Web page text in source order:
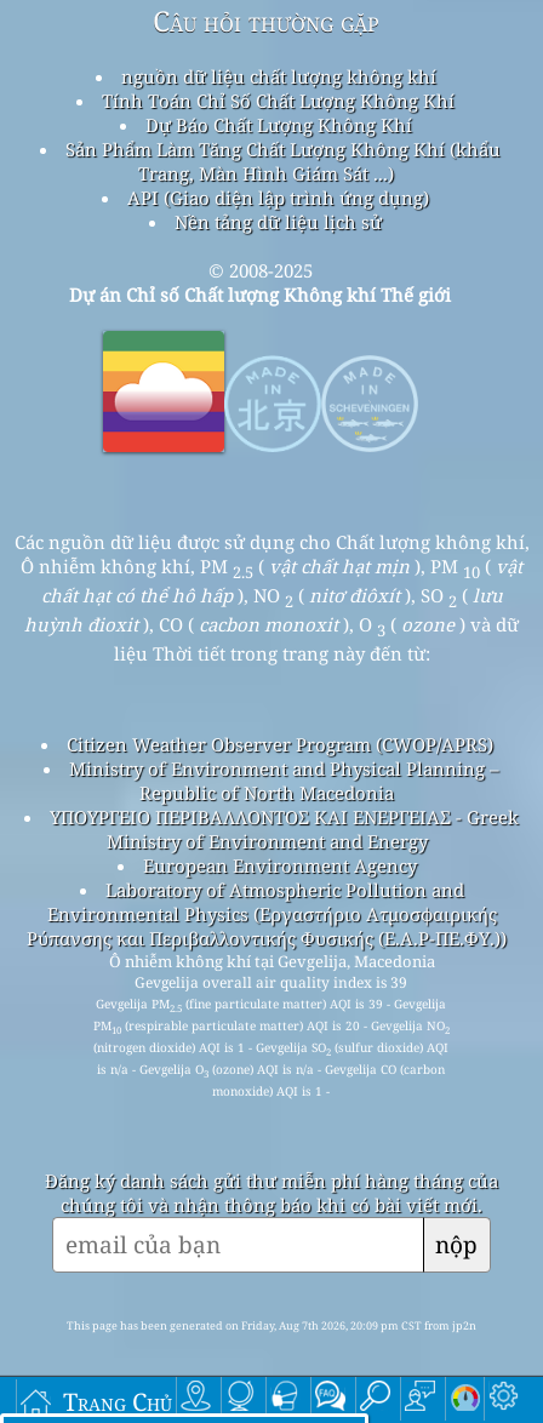
Trang Chủ
Câu hỏi thường gặp
nguồn dữ liệu chất lượng không khí
Tính Toán Chỉ Số Chất Lượng Không Khí
Dự Báo Chất Lượng Không Khí
Sản Phẩm Làm Tăng Chất Lượng Không Khí (khẩu
Trang, Màn Hình Giám Sát ...)
API (Giao diện lập trình ứng dụng)
Nền tảng dữ liệu lịch sử
© 2008-2025
Dự án Chỉ số Chất lượng Không khí Thế giới
Các nguồn dữ liệu được sử dụng cho Chất lượng không khí,
Ô nhiễm không khí, PM 2.5 ( vật chất hạt mịn ), PM 10 ( vật
chất hạt có thể hô hấp), NO 2 ( nitơ điôxít), SO 2 ( lưu
huỳnh đioxit), CO ( cacbon monoxit), O 3 ( ozone) và dữ
liệu Thời tiết trong trang này đến từ:
Citizen Weather Observer Program (CWOP/APRS)
Ministry of Environment and Physical Planning –
Republic of North Macedonia
ΥΠΟΥΡΓΕΙΟ ΠΕΡΙΒΑΛΛΟΝΤΟΣ ΚΑΙ ΕΝΕΡΓΕΙΑΣ - Greek
Ministry of Environment and Energy
European Environment Agency
Laboratory of Atmospheric Pollution and
Environmental Physics (Εργαστήριο Ατμοσφαιρικής
Ρύπανσης και Περιβαλλοντικής Φυσικής (Ε.Α.Ρ-ΠΕ.ΦΥ.))
Ô nhiễm không khí tại Gevgelija, Macedonia
Gevgelija overall air quality index is 39
Gevgelija PM2.5 (fine particulate matter) AQI is 39 - Gevgelija
PM10(respirable particulate matter) AQI is 20 - Gevgelija NO2
(nitrogen dioxide) AQI is 1 - Gevgelija SO2 (sulfur dioxide) AQI
is n/a - Gevgelija O3 (ozone) AQI is n/a - Gevgelija CO (carbon
monoxide) AQI is 1 -
Đăng ký danh sách gửi thư miễn phí hàng tháng của
chúng tôi và nhận thông báo khi có bài viết mới.
nộp
This page has been generated on Friday, Aug 7th 2026, 20:09 pm CST from jp2n